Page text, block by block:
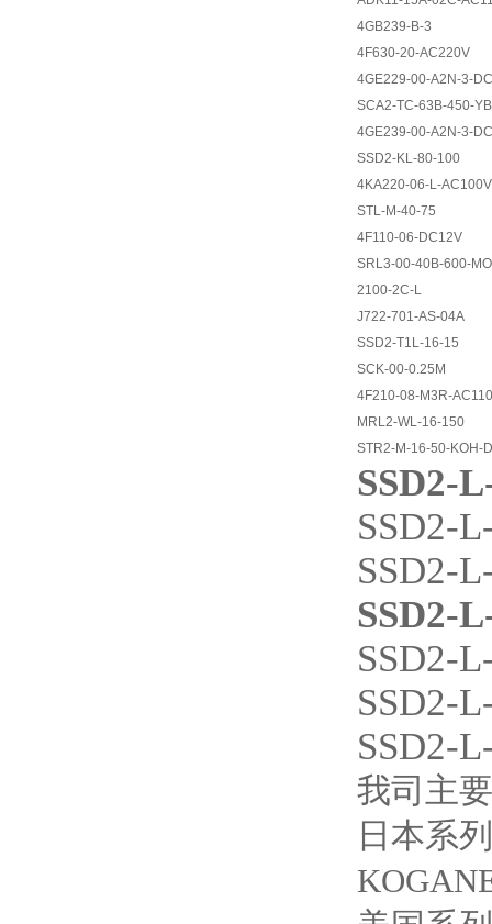
4GB239-B-3
4F630-20-AC220V
4GE229-00-A2N-3-
SCA2-TC-63B-450-
4GE239-00-A2N-3-
SSD2-KL-80-100
4KA220-06-L-AC100V
STL-M-40-75
4F110-06-DC12V
SRL3-00-40B-600-
2100-2C-L
J722-701-AS-04A
SSD2-T1L-16-15
SCK-00-0.25M
4F210-08-M3R-
MRL2-WL-16-150
STR2-M-16-50-KOH-
SSD2-
SSD2-
SSD2-
SSD2-
SSD2-
SSD2-
SSD2-
我司主
日本系